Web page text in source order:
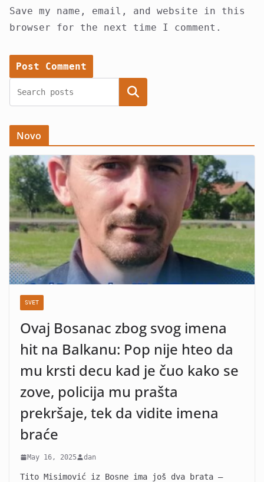
Save my name, email, and website in this
browser for the next time I comment.
Search
Novo
SVET
Ovaj Bosanac zbog svog imena
hit na Balkanu: Pop nije hteo da
mu krsti decu kad je čuo kako se
zove, policija mu prašta
prekršaje, tek da vidite imena
braće
May 16, 2025 dan
Tito Misimović iz Bosne ima još dva brata –